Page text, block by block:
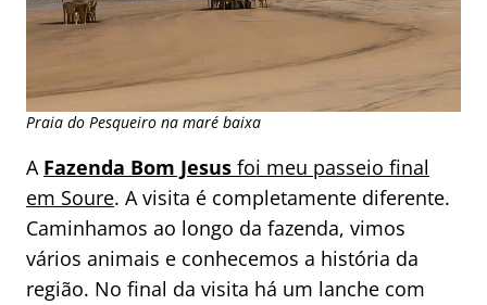
Praia do Pesqueiro na maré baixa
A Fazenda Bom Jesus foi meu passeio final
em Soure. A visita é completamente diferente.
Caminhamos ao longo da fazenda, vimos
vários animais e conhecemos a história da
região. No final da visita há um lanche com